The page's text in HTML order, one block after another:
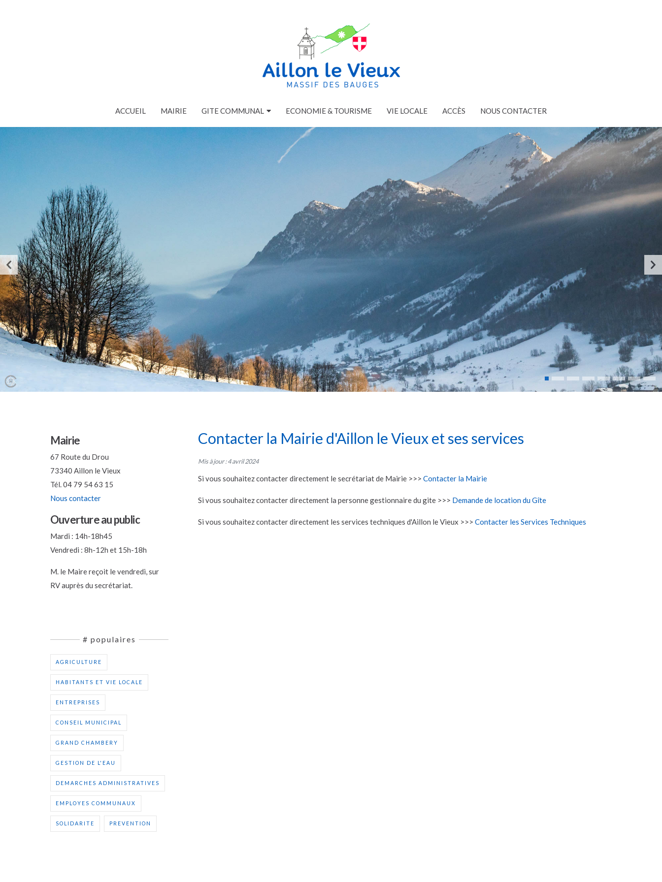
ACCUEIL MAIRIE GITE COMMUNAL ECONOMIE & TOURISME VIE LOCALE ACCÈS NOUS CONTACTER
Mairie
67 Route du Drou
73340 Aillon le Vieux
Tél. 04 79 54 63 15
Nous contacter
Ouverture au public
Mardi : 14h-18h45
Vendredi : 8h-12h et 15h-18h
M. le Maire reçoit le vendredi, sur
RV auprès du secrétariat.
# populaires
AGRICULTURE
HABITANTS ET VIE LOCALE
ENTREPRISES
CONSEIL MUNICIPAL
GRAND CHAMBERY
GESTION DE L'EAU
DEMARCHES ADMINISTRATIVES
EMPLOYES COMMUNAUX
SOLIDARITE PREVENTION
Contacter la Mairie d'Aillon le Vieux et ses services
Mis à jour : 4 avril 2024
Si vous souhaitez contacter directement le secrétariat de Mairie >>> Contacter la Mairie
Si vous souhaitez contacter directement la personne gestionnaire du gite >>> Demande de location du Gîte
Si vous souhaitez contacter directement les services techniques d'Aillon le Vieux >>> Contacter les Services Techniques